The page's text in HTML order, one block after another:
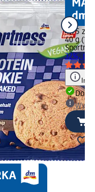
4,75 zł
40 g
32%,